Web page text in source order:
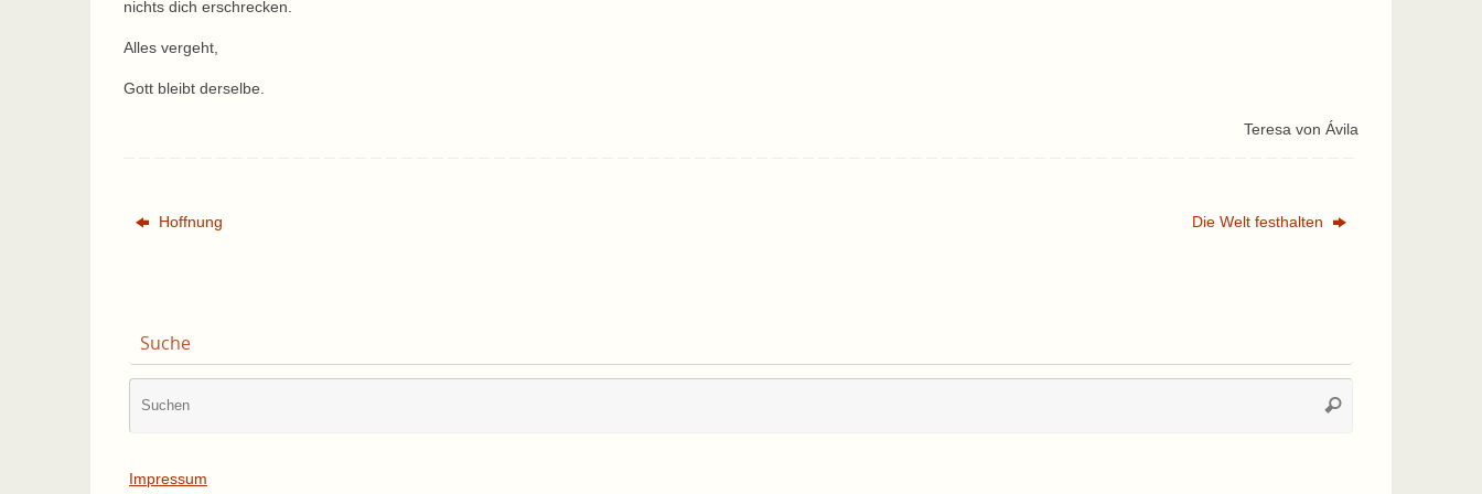
nichts dich erschrecken.
Alles vergeht,
Gott bleibt derselbe.
Teresa von Ávila
Hoffnung Die Welt festhalten
Suche
Suchen
Impressum